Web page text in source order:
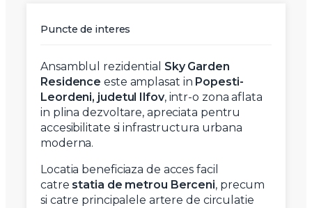
Puncte de interes
Ansamblul rezidential Sky Garden
Residence este amplasat in Popesti-
Leordeni, judetul Ilfov, intr-o zona aflata
in plina dezvoltare, apreciata pentru
accesibilitate si infrastructura urbana
moderna.
Locatia beneficiaza de acces facil
catre statia de metrou Berceni, precum
si catre principalele artere de circulatie